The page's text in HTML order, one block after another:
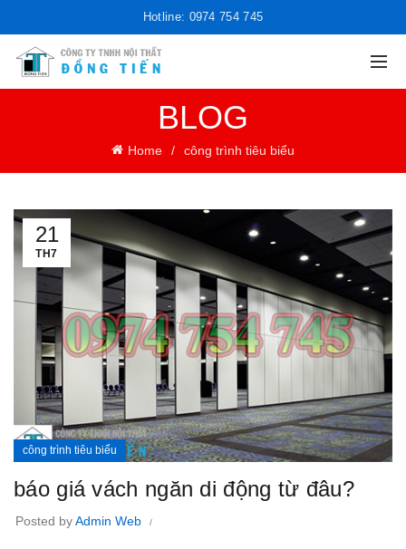
Hotline: 0974 754 745
BLOG
Home công trình tiêu biểu
21
TH7
công trình tiêu biểu
báo giá vách ngăn di động từ đâu?
Posted byAdmin Web